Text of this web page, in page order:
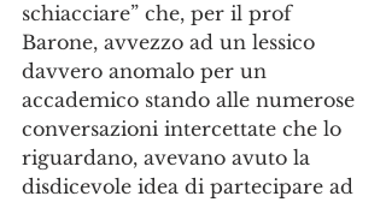
schiacciare” che, per il prof
Barone, avvezzo ad un lessico
davvero anomalo per un
accademico stando alle numerose
conversazioni intercettate che lo
riguardano, avevano avuto la
disdicevole idea di partecipare ad